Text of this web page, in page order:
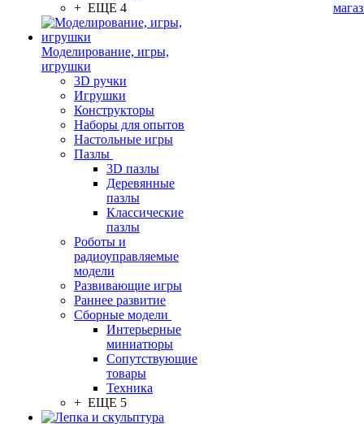
+ ЕЩЕ 4
Моделирование, игры,
игрушки
3D ручки
Игрушки
Конструкторы
Наборы для опытов
Настольные игры
Пазлы
3D пазлы
Деревянные
пазлы
Классические
пазлы
Роботы и
радиоуправляемые
модели
Развивающие игры
Раннее развитие
Сборные модели
Интерьерные
миниатюры
Сопутствующие
товары
Техника
+ ЕЩЕ 5